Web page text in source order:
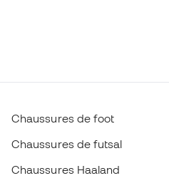
Chaussures de foot
Chaussures de futsal
Chaussures Haaland